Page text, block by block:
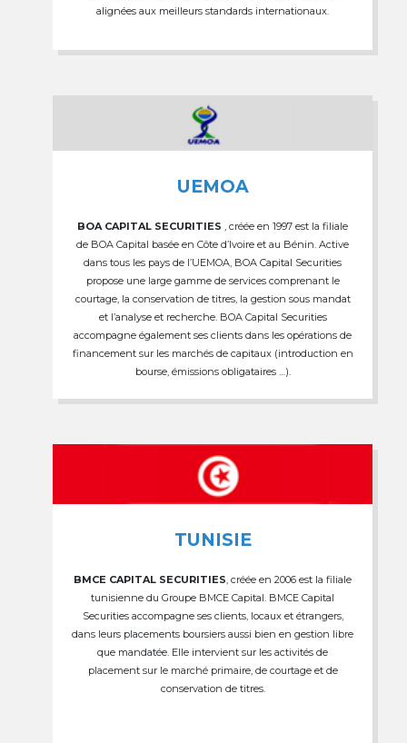
alignées aux meilleurs standards internationaux.
UEMOA
BOA CAPITAL SECURITIES , créée en 1997 est la filiale
de BOA Capital basée en Côte d’Ivoire et au Bénin. Active
dans tous les pays de l’UEMOA, BOA Capital Securities
propose une large gamme de services comprenant le
courtage, la conservation de titres, la gestion sous mandat
et l’analyse et recherche. BOA Capital Securities
accompagne également ses clients dans les opérations de
financement sur les marchés de capitaux (introduction en
bourse, émissions obligataires …).
TUNISIE
BMCE CAPITAL SECURITIES , créée en 2006 est la filiale
tunisienne du Groupe BMCE Capital. BMCE Capital
Securities accompagne ses clients, locaux et étrangers,
dans leurs placements boursiers aussi bien en gestion libre
que mandatée. Elle intervient sur les activités de
placement sur le marché primaire, de courtage et de
conservation de titres.